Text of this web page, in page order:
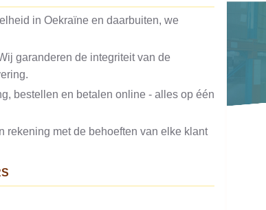
in Oekraïne en daarbuiten, we
garanderen de integriteit van de
bestellen en betalen online - alles op één
rekening met de behoeften van elke klant